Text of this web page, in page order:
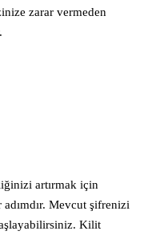
zarar vermeden
artırmak için
Mevcut şifrenizi
Kilit